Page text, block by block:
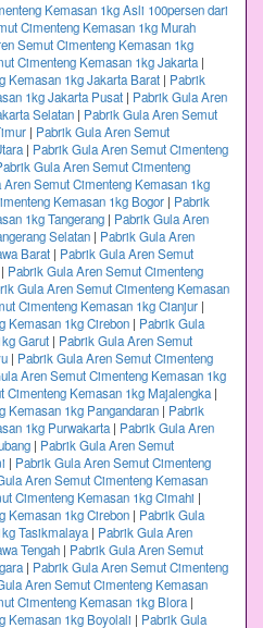
Kemasan 1kg Asli 100persen dari
Cimenteng Kemasan 1kg Murah
Semut Cimenteng Kemasan 1kg
Cimenteng Kemasan 1kg Jakarta |
Kemasan 1kg Jakarta Barat | Pabrik
1kg Jakarta Pusat | Pabrik Gula Aren
Selatan | Pabrik Gula Aren Semut
| Pabrik Gula Aren Semut
| Pabrik Gula Aren Semut Cimenteng
Gula Aren Semut Cimenteng
Aren Semut Cimenteng Kemasan 1kg
Kemasan 1kg Bogor | Pabrik
1kg Tangerang | Pabrik Gula Aren
Selatan | Pabrik Gula Aren
Barat | Pabrik Gula Aren Semut
| Pabrik Gula Aren Semut Cimenteng
Gula Aren Semut Cimenteng Kemasan
Cimenteng Kemasan 1kg Cianjur |
Kemasan 1kg Cirebon | Pabrik Gula
Garut | Pabrik Gula Aren Semut
| Pabrik Gula Aren Semut Cimenteng
Aren Semut Cimenteng Kemasan 1kg
Cimenteng Kemasan 1kg Majalengka |
Kemasan 1kg Pangandaran | Pabrik
1kg Purwakarta | Pabrik Gula Aren
| Pabrik Gula Aren Semut
| Pabrik Gula Aren Semut Cimenteng
Aren Semut Cimenteng Kemasan
Cimenteng Kemasan 1kg Cimahi |
Kemasan 1kg Cirebon | Pabrik Gula
Tasikmalaya | Pabrik Gula Aren
Tengah | Pabrik Gula Aren Semut
| Pabrik Gula Aren Semut Cimenteng
Aren Semut Cimenteng Kemasan
Cimenteng Kemasan 1kg Blora |
Kemasan 1kg Boyolali | Pabrik Gula